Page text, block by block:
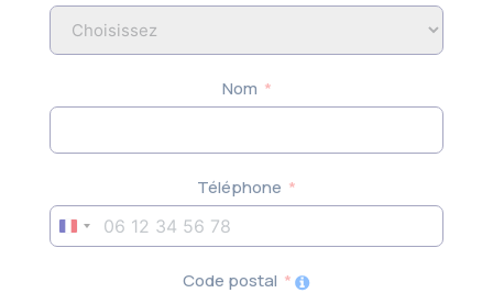
Nom
Téléphone
France
+33
Code postal